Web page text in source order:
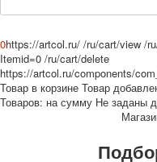
Эротические рисунки
Рекламные
Эротические фотоколоды
Пин-ап
Политические
0https://artcol.ru/ /ru/cart/view /
Itemid=0 /ru/cart/delete
https://artcol.ru/components/
Товар в корзине Товар
Товаров: на сумму Не заданы